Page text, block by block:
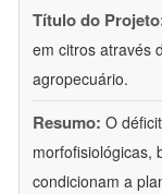
Título do
em citros através
agropecuário.
Resumo: O
morfofisiológicas,
condicionam a